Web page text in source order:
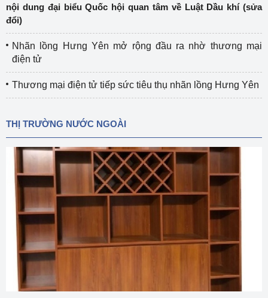
nội dung đại biểu Quốc hội quan tâm về Luật Dầu khí (sửa
đổi)
Nhãn lồng Hưng Yên mở rộng đầu ra nhờ thương mại
điện tử
Thương mại điện tử tiếp sức tiêu thụ nhãn lồng Hưng Yên
THỊ TRƯỜNG NƯỚC NGOÀI